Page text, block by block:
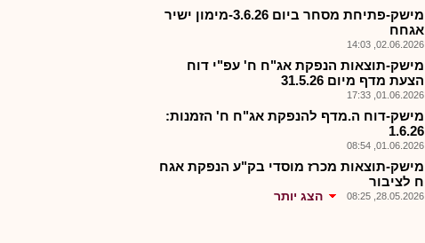
מישק-פתיחת מסחר ביום 3.6.26-מימון ישיר
אגחח
02.06.2026, 14:03
מישק-תוצאות הנפקת אג"ח ח' עפ"י דוח
הצעת מדף מיום 31.5.26
01.06.2026, 17:33
מישק-דוח ה.מדף להנפקת אג"ח ח' הזמנות:
1.6.26
01.06.2026, 08:54
מישק-תוצאות מכרז מוסדי בק"ע הנפקת אגח
ח לציבור
28.05.2026, 08:25 הצג יותר